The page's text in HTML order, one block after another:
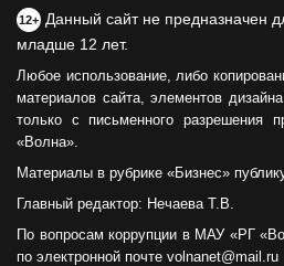
12+ Данный сайт не предназначен
младше 12 лет.
Любое использование, либо
материалов сайта, элементов
только с письменного разрешения
«Волна».
Материалы в рубрике «Бизнес»
Главный редактор: Нечаева Т.В.
По вопросам коррупции в МАУ «РГ
по электронной почте volnanet@mail.ru